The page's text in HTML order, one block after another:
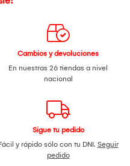
Cambios y devoluciones
En nuestras 26 tiendas a nivel
nacional
Sigue tu pedido
y rápido sólo con tu DNI. Seguir
pedido